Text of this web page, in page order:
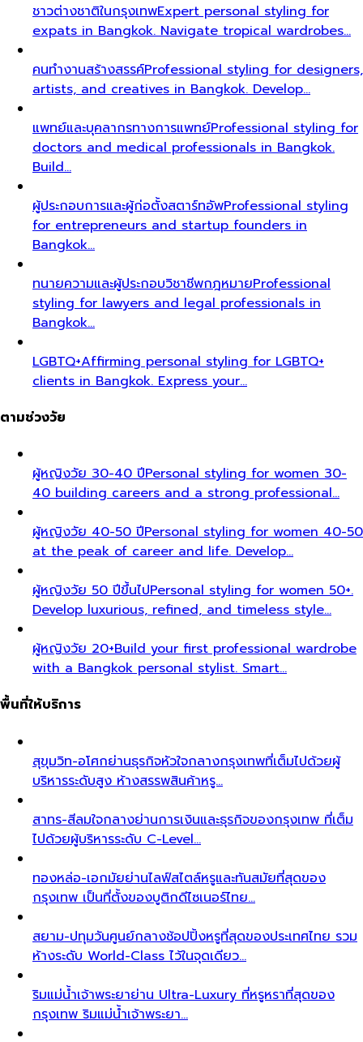
ชาวต่างชาติในกรุงเทพExpert personal styling for
expats in Bangkok. Navigate tropical wardrobes…
คนทำงานสร้างสรรค์Professional styling for designers,
artists, and creatives in Bangkok. Develop…
แพทย์และบุคลากรทางการแพทย์Professional styling for
doctors and medical professionals in Bangkok.
Build…
ผู้ประกอบการและผู้ก่อตั้งสตาร์ทอัพProfessional styling
for entrepreneurs and startup founders in
Bangkok…
ทนายความและผู้ประกอบวิชาชีพกฎหมายProfessional
styling for lawyers and legal professionals in
Bangkok…
LGBTQ+Affirming personal styling for LGBTQ+
clients in Bangkok. Express your…
ตามช่วงวัย
ผู้หญิงวัย 30-40 ปีPersonal styling for women 30-
40 building careers and a strong professional…
ผู้หญิงวัย 40-50 ปีPersonal styling for women 40-50
at the peak of career and life. Develop…
ผู้หญิงวัย 50 ปีขึ้นไปPersonal styling for women 50+.
Develop luxurious, refined, and timeless style…
ผู้หญิงวัย 20+Build your first professional wardrobe
with a Bangkok personal stylist. Smart…
พื้นที่ให้บริการ
สุขุมวิท-อโศกย่านธุรกิจหัวใจกลางกรุงเทพที่เต็มไปด้วยผู้
บริหารระดับสูง ห้างสรรพสินค้าหรู…
สาทร-สีลมใจกลางย่านการเงินและธุรกิจของกรุงเทพ ที่เต็ม
ไปด้วยผู้บริหารระดับ C-Level…
ทองหล่อ-เอกมัยย่านไลฟ์สไตล์หรูและทันสมัยที่สุดของ
กรุงเทพ เป็นที่ตั้งของบูติกดีไซเนอร์ไทย…
สยาม-ปทุมวันศูนย์กลางช้อปปิ้งหรูที่สุดของประเทศไทย รวม
ห้างระดับ World-Class ไว้ในจุดเดียว…
ริมแม่น้ำเจ้าพระยาย่าน Ultra-Luxury ที่หรูหราที่สุดของ
กรุงเทพ ริมแม่น้ำเจ้าพระยา…